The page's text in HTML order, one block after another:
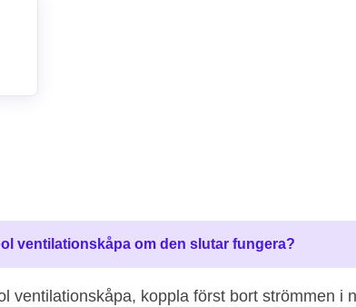
ventilationskåpa om den slutar fungera?
ventilationskåpa, koppla först bort strömmen